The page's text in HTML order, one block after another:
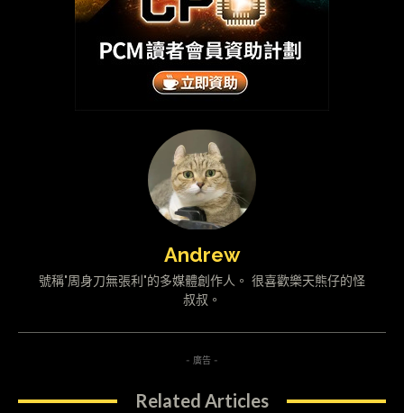
Andrew
號稱"周身刀無張利"的多媒體創作人。 很喜歡樂天熊仔的怪
叔叔。
- 廣告 -
Related Articles